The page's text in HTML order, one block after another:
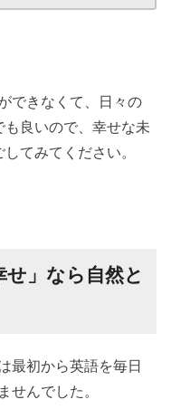
できなくて、日々の
良いので、幸せな未
てみてください。
」なら自然と
最初から英語を毎日
せんでした。